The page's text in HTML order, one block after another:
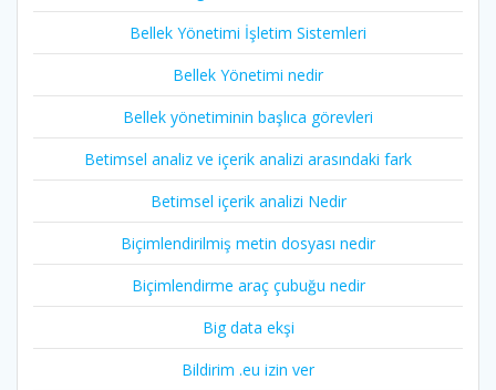
Bellek Yönetimi İşletim Sistemleri
Bellek Yönetimi nedir
Bellek yönetiminin başlıca görevleri
Betimsel analiz ve içerik analizi arasındaki fark
Betimsel içerik analizi Nedir
Biçimlendirilmiş metin dosyası nedir
Biçimlendirme araç çubuğu nedir
Big data ekşi
Bildirim .eu izin ver